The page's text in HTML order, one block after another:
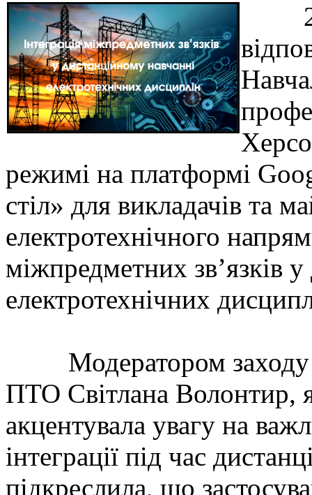
25
режимі на платформі
стіл» для викладачів та
електротехнічного
міжпредметних зв’язків
електротехнічних
Модератором заходу
ПТО Світлана Волонтир,
акцентувала увагу на
інтеграції під час
підкреслила, що